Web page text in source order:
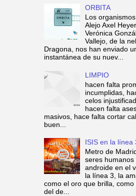
ORBITA
Los
Alejo Axel
Verónica
Vallejo, de la
Dragona, nos han enviado
instantánea de su nuev...
LIMPIO
hacen falta
incumplidas,
celos
hacen falta
masivos, hace falta cortar
buen...
ISIS en la línea
Metro de
seres humanos
androide en el
la línea 3, la
como el oro que brilla, como
del de...